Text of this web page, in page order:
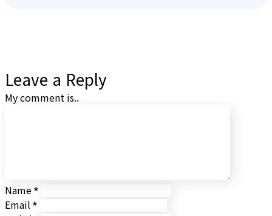
Leave a Reply
My comment is..
Name *
Email *